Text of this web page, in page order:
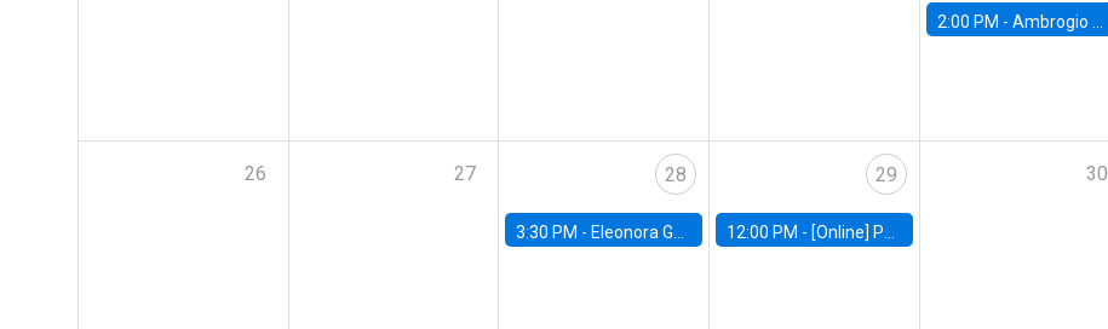
2:00 PM - Ambrogio Cesa-Bianchi, Bank of England
26 27 28
3:30 PM - Eleonora Guarnieri, Exeter University
29
12:00 PM - [Online] Pablo Slutzky, University of Maryland
30